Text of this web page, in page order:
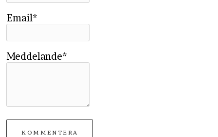
Email*
Meddelande*
KOMMENTERA